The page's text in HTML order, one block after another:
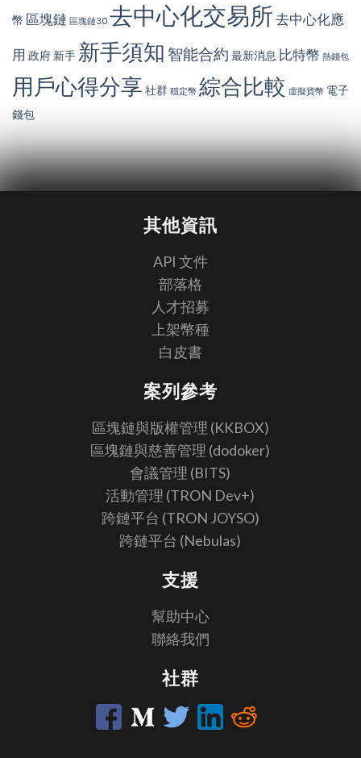
幣 區塊鏈 區塊鏈3.0 去中心化交易所 去中心化應
用 政府 新手 新手須知 智能合約 最新消息 比特幣 熱錢包
用戶心得分享 社群 穩定幣 綜合比較 虛擬貨幣 電子
錢包
其他資訊
API 文件
部落格
人才招募
上架幣種
白皮書
案列參考
區塊鏈與版權管理 (KKBOX)
區塊鏈與慈善管理 (dodoker)
會議管理 (BITS)
活動管理 (TRON Dev+)
跨鏈平台 (TRON JOYSO)
跨鏈平台 (Nebulas)
支援
幫助中心
聯絡我們
社群